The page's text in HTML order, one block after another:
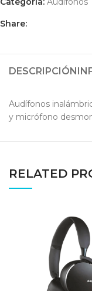
Share:
DESCRIPCIÓN
Audífonos
y micrófono
RELATED